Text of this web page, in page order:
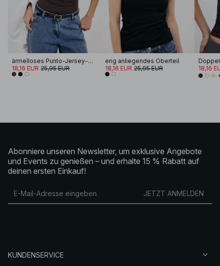
ärmelloses Punto-Jersey-Oberteil
18,16 EUR 25,95 EUR
eng anliegendes Oberteil
18,16 EUR 25,95 EUR
18,16
Abonniere unseren Newsletter, um exklusive Angebote
und Events zu genießen – und erhalte 15 % Rabatt auf
deinen ersten Einkauf!
JETZT ANMELDEN
KUNDENSERVICE